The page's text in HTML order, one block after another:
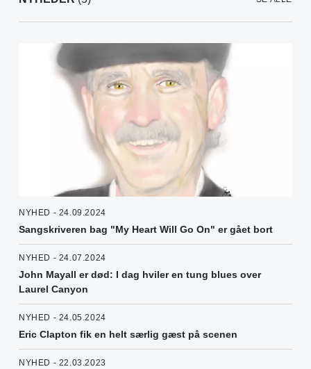
NYHED - 24.09.2024
Sangskriveren bag "My Heart Will Go On" er gået bort
NYHED - 24.07.2024
John Mayall er død: I dag hviler en tung blues over
Laurel Canyon
NYHED - 24.05.2024
Eric Clapton fik en helt særlig gæst på scenen
NYHED - 22.03.2023